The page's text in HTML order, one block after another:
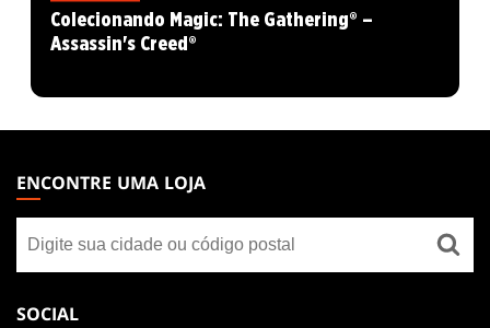
Colecionando Magic: The Gathering® –
Assassin's Creed®
THE
GATHERING
FOOTER
ENCONTRE UMA LOJA
uma
loja
SOCIAL